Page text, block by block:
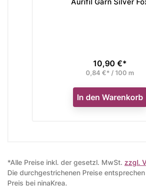
Preis
10,90 €*
0,84 €* / 100 m
In den Warenkorb
*Alle Preise inkl. der gesetzl. MwSt. zzgl.
Die durchgestrichenen Preise
Preis bei ninaKrea.